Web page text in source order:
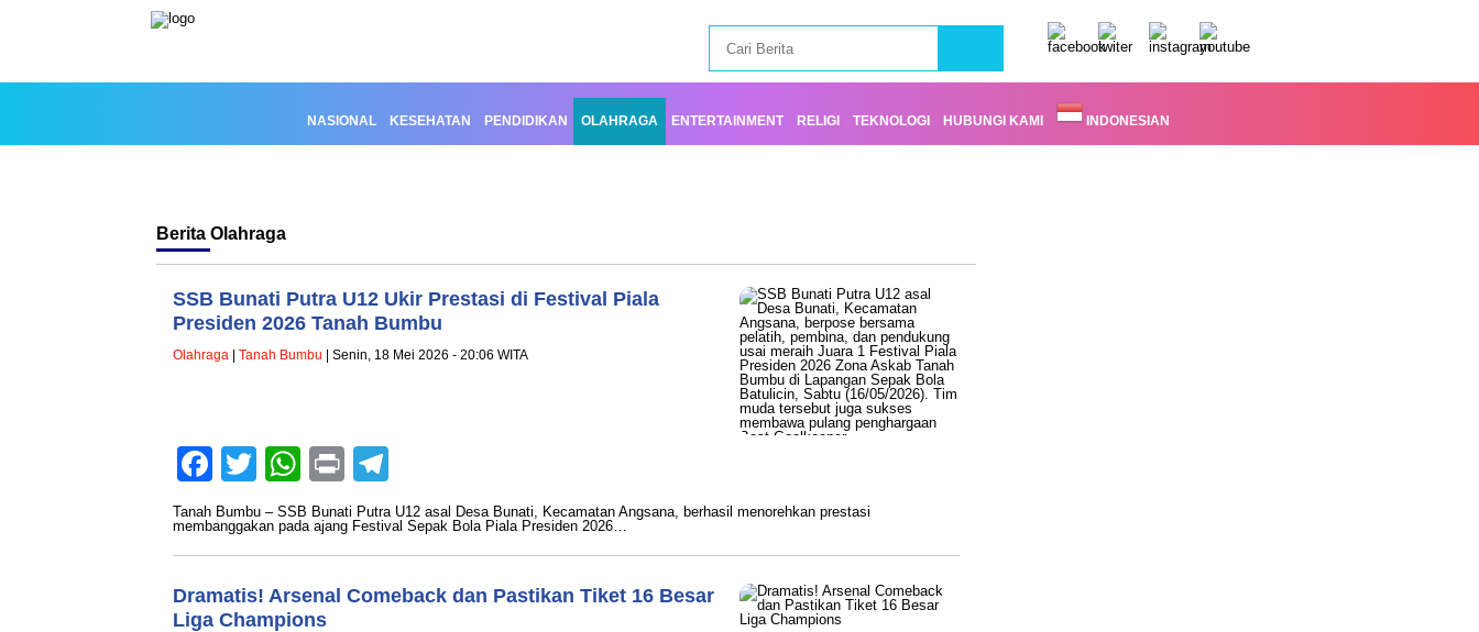
NASIONAL KESEHATAN PENDIDIKAN OLAHRAGA ENTERTAINMENT RELIGI TEKNOLOGI HUBUNGI KAMI INDONESIAN
Berita Olahraga
SSB Bunati Putra U12 Ukir Prestasi di Festival Piala
Presiden 2026 Tanah Bumbu
Olahraga Tanah Bumbu | Senin, 18 Mei 2026 - 20:06 WITA
Facebook
TwitterWhatsApp
Print
Tanah Bumbu – SSB Bunati Putra U12 asal Desa Bunati, Kecamatan Angsana, berhasil menorehkan prestasi
membanggakan pada ajang Festival Sepak Bola Piala Presiden 2026…
Dramatis! Arsenal Comeback dan Pastikan Tiket 16 Besar
Liga Champions